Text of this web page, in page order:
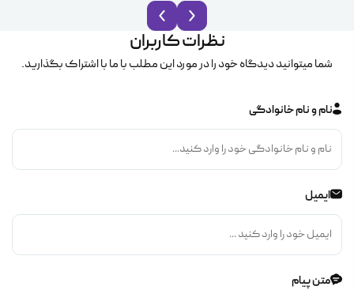
نظرات کاربران
شما میتوانید دیدگاه خود را در مورد این مطلب با ما با اشتراک بگذارید.
نام و نام خانوادگی
ایمیل
متن پیام